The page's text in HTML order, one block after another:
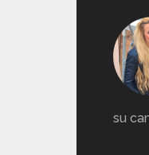
su